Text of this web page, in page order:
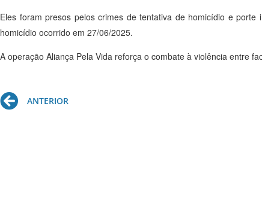
Eles foram presos pelos crimes de tentativa de homicídio e
homicídio ocorrido em 27/06/2025.
A operação Aliança Pela Vida reforça o combate à violência entre
Prev
ANTERIOR